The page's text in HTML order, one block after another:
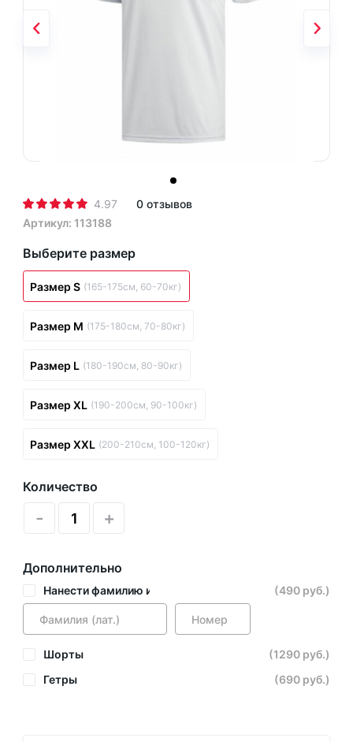
4.97
0 отзывов
Артикул: 113188
Выберите размер
Размер S (165-175см, 60-70кг)
Размер M (175-180см, 70-80кг)
Размер L (180-190см, 80-90кг)
Размер XL (190-200см, 90-100кг)
Размер XXL (200-210см, 100-120кг)
Количество
- +
Дополнительно
Нанести фамилию и номер (490 руб.)
Шорты
(1290 руб.)
Гетры
(690 руб.)